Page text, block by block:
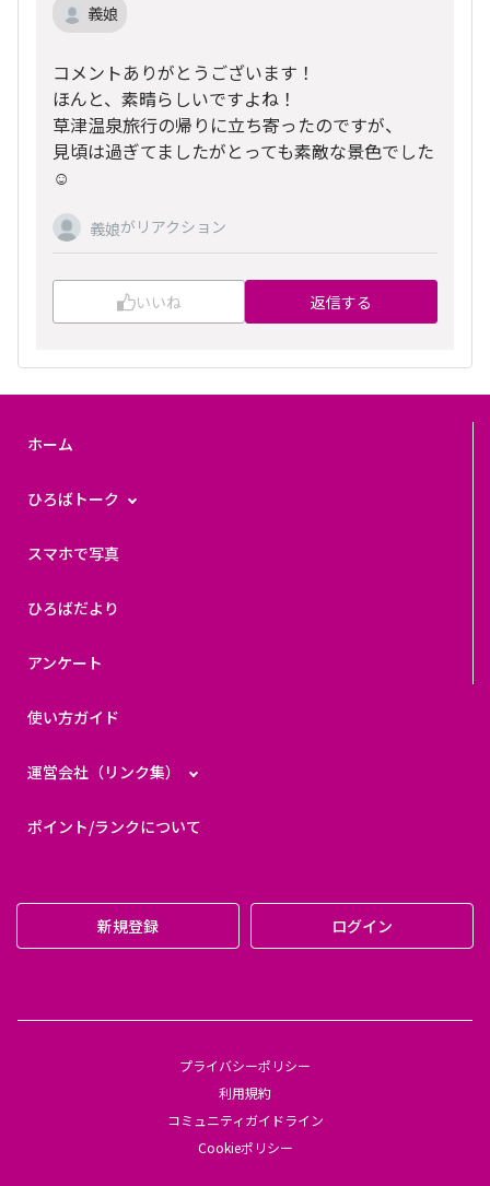
義娘
コメントありがとうございます！
ほんと、素晴らしいですよね！
草津温泉旅行の帰りに立ち寄ったのですが、
見頃は過ぎてましたがとっても素敵な景色でした
☺️
義娘がリアクション
いいね 返信する
ホーム
ひろばトーク
スマホで写真
ひろばだより
アンケート
使い方ガイド
運営会社（リンク集）
ポイント/ランクについて
新規登録 ログイン
プライバシーポリシー
利用規約
コミュニティガイドライン
Cookieポリシー